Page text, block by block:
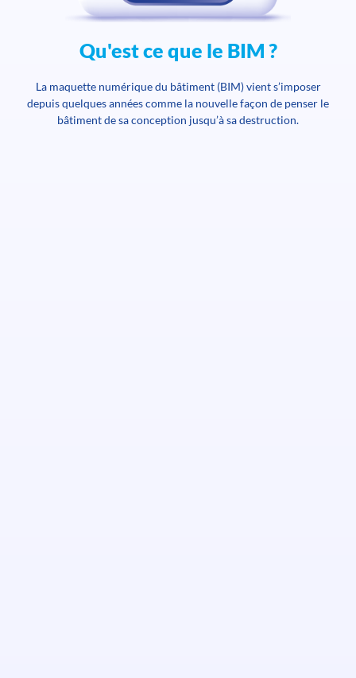
Qu'est ce que le BIM ?
La maquette numérique du bâtiment (BIM) vient s’imposer
depuis quelques années comme la nouvelle façon de penser le
bâtiment de sa conception jusqu’à sa destruction.